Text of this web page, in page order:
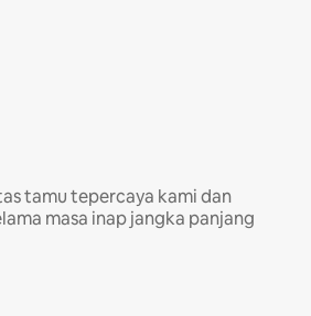
tamu tepercaya kami dan
masa inap jangka panjang